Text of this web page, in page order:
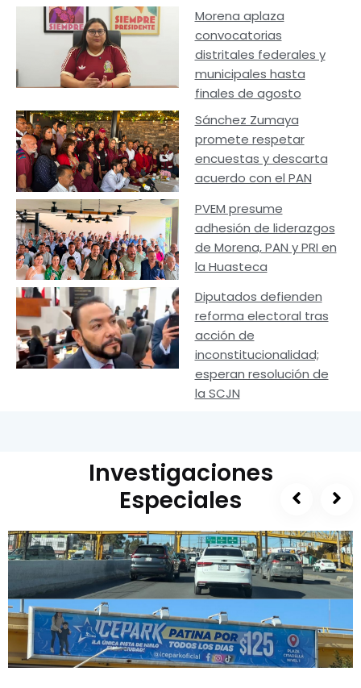
Morena aplaza
convocatorias
distritales federales y
municipales hasta
finales de agosto
Sánchez Zumaya
promete respetar
encuestas y descarta
acuerdo con el PAN
PVEM presume
adhesión de liderazgos
de Morena, PAN y PRI en
la Huasteca
Diputados defienden
reforma electoral tras
acción de
inconstitucionalidad;
esperan resolución de
la SCJN
Investigaciones
Especiales